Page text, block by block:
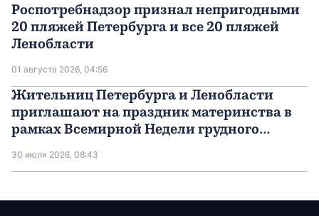
Роспотребнадзор признал непригодными
20 пляжей Петербурга и все 20 пляжей
Ленобласти
01 августа 2026, 04:56
Жительниц Петербурга и Ленобласти
приглашают на праздник материнства в
рамках Всемирной Недели грудного
30 июля 2026, 08:43